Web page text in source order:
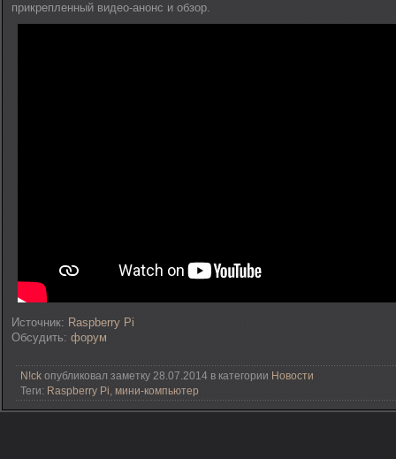
прикрепленный видео-анонс и обзор.
Источник: Raspberry Pi
Обсудить: форум
N!ck опубликовал заметку 28.07.2014 в категории Новости
Теги: Raspberry Pi, мини-компьютер